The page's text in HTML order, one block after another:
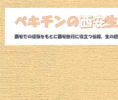
西安旅行ガイド
西安観光モデルコース
西安ホテル